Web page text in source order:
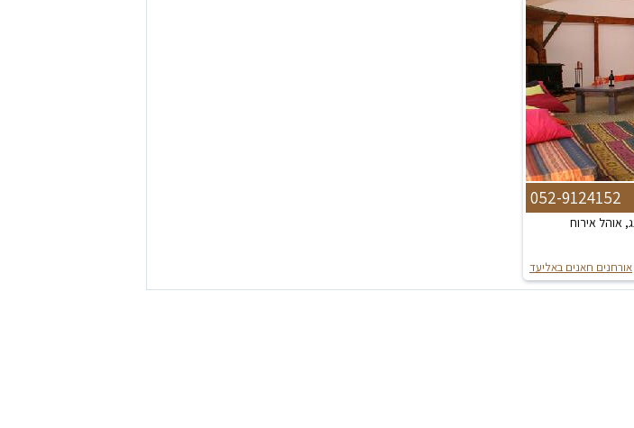
052-9124152
אוהל אירוח
אורחנים חאנים באליעד